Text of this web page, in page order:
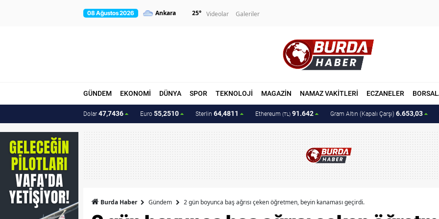
08 Ağustos 2026 25° Videolar Galeriler
GÜNDEM EKONOMİ DÜNYA SPOR TEKNOLOJİ MAGAZİN NAMAZ VAKİTLERİ ECZANELER
Dolar 47,7436 Euro 55,2510 Sterlin 64,4811 Ethereum (TL) 91.642 Gram Altın (Kapalı Çarşı) 6.653,03
Burda Haber Gündem 2 gün boyunca baş ağrısı çeken öğretmen, beyin kanaması geçirdi.